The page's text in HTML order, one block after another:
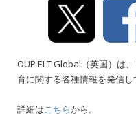
OUP ELT Global（英国）は
育に関する各種情報を発信し
詳細はこちらから。